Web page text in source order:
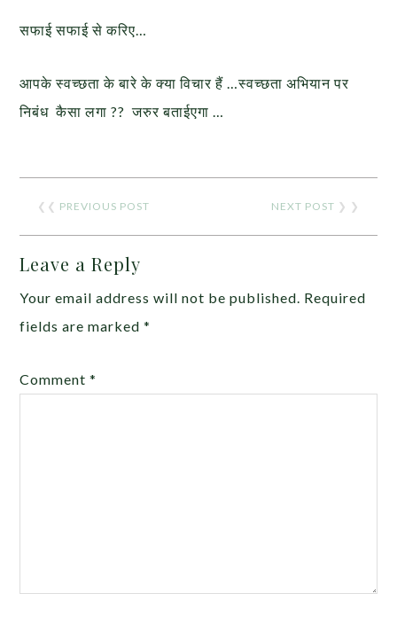
सफाई सफाई से करिए…
आपके स्वच्छता के बारे के क्या विचार हैं …स्वच्छता अभियान पर
निबंध कैसा लगा ?? जरुर बताईएगा …
❮❮ PREVIOUS POST NEXT POST ❯ ❯
Leave a Reply
Your email address will not be published. Required
fields are marked*
Comment*